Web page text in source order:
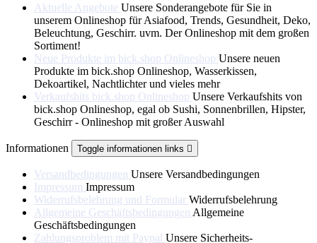
Aktuelle Angebote Unsere Sonderangebote für Sie in
unserem Onlineshop für Asiafood, Trends, Gesundheit, Deko,
Beleuchtung, Geschirr. uvm. Der Onlineshop mit dem großen
Sortiment!
Neue Produkte im bick.shop Onlineshop Unsere neuen
Produkte im bick.shop Onlineshop, Wasserkissen,
Dekoartikel, Nachtlichter und vieles mehr
Verkaufshits bick.shop Onlineshop Unsere Verkaufshits von
bick.shop Onlineshop, egal ob Sushi, Sonnenbrillen, Hipster,
Geschirr - Onlineshop mit großer Auswahl
Informationen Toggle informationen links 
Versandbedingungen Unsere Versandbedingungen
Impressum Impressum
Widerrufsbelehrung und Formular Widerrufsbelehrung
Allgemeine Geschäftsbedingungen Allgemeine
Geschäftsbedingungen
Zahlungsproblem mit Paypal Unsere Sicherheits-